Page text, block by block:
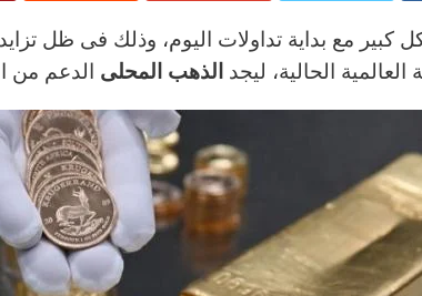
كبير مع بداية تداولات اليوم، وذلك فى ظل
الحالية، ليجد الذهب المحلى الدعم من